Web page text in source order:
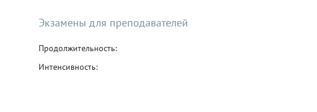
Экзамены для преподавателей
Продолжительность:
Интенсивность: